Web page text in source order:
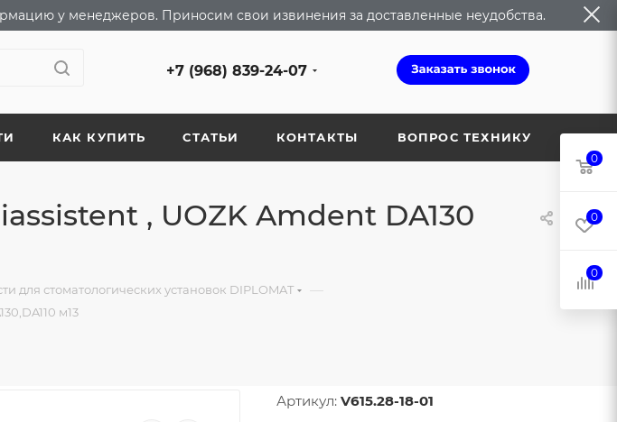
у менеджеров. Приносим свои извинения за доставленные неудобства.
+7 (968) 839-24-07
КАК КУПИТЬ СТАТЬИ КОНТАКТЫ ВОПРОС ТЕХНИКУ
, UOZK Amdent DA130
для стоматологических установок DIPLOMAT —
м13
Артикул: V615.28-18-01
0
0
0